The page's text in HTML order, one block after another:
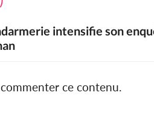
intensifie son
ce contenu.